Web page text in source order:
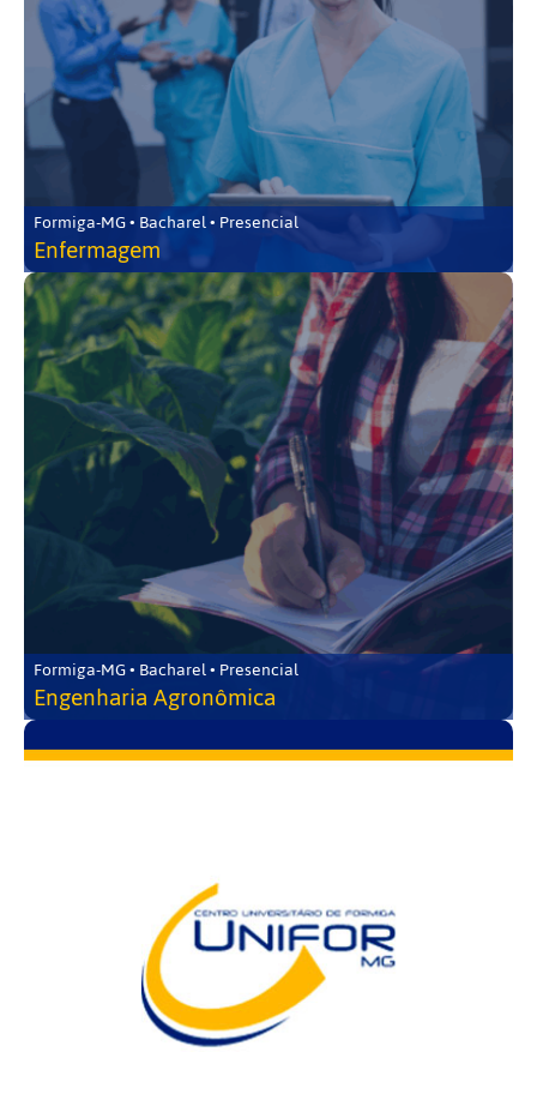
Formiga-MG • Bacharel • Presencial
Enfermagem
Formiga-MG • Bacharel • Presencial
Engenharia Agronômica